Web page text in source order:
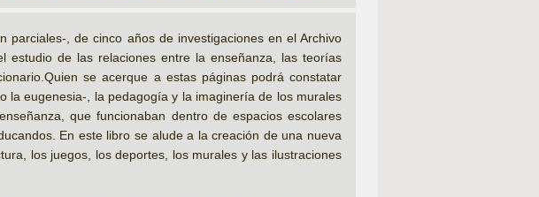
parciales-, de cinco años de investigaciones en el Archivo
estudio de las relaciones entre la enseñanza, las teorías
se acerque a estas páginas podrá constatar
la eugenesia-, la pedagogía y la imaginería de los murales
que funcionaban dentro de espacios escolares
En este libro se alude a la creación de una nueva
los juegos, los deportes, los murales y las ilustraciones